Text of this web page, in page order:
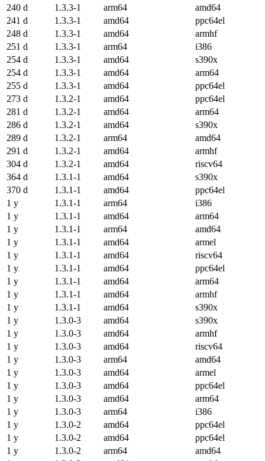
240 d
1.3.3-1 arm64
amd64
241 d
1.3.3-1 amd64
ppc64el
248 d
1.3.3-1 amd64
armhf
251 d
1.3.3-1 arm64
i386
254 d
1.3.3-1 amd64
s390x
254 d
1.3.3-1 amd64
arm64
255 d
1.3.3-1 amd64
ppc64el
273 d
1.3.2-1 amd64
ppc64el
281 d
1.3.2-1 amd64
arm64
286 d
1.3.2-1 amd64
s390x
289 d
1.3.2-1 arm64
amd64
291 d
1.3.2-1 amd64
armhf
304 d
1.3.2-1 amd64
riscv64
364 d
1.3.1-1 amd64
s390x
370 d
1.3.1-1 amd64
ppc64el
1 y
1.3.1-1 arm64
i386
1 y
1.3.1-1 amd64
arm64
1 y
1.3.1-1 arm64
amd64
1 y
1.3.1-1 amd64
armel
1 y
1.3.1-1 amd64
riscv64
1 y
1.3.1-1 amd64
ppc64el
1 y
1.3.1-1 amd64
arm64
1 y
1.3.1-1 amd64
armhf
1 y
1.3.1-1 amd64
s390x
1 y
1.3.0-3 amd64
s390x
1 y
1.3.0-3 amd64
armhf
1 y
1.3.0-3 amd64
riscv64
1 y
1.3.0-3 arm64
amd64
1 y
1.3.0-3 amd64
armel
1 y
1.3.0-3 amd64
ppc64el
1 y
1.3.0-3 amd64
arm64
1 y
1.3.0-3 arm64
i386
1 y
1.3.0-2 amd64
ppc64el
1 y
1.3.0-2 amd64
ppc64el
1 y
1.3.0-2 arm64
amd64